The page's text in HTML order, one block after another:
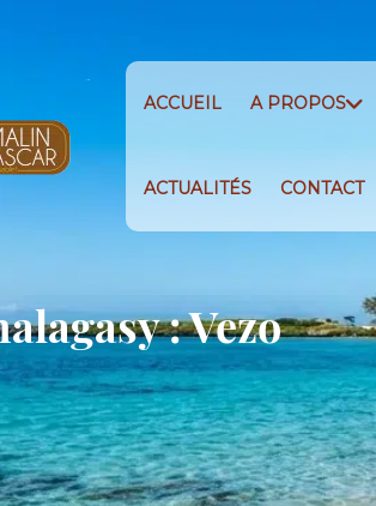
ACCUEIL A PROPOS
ACTUALITÉS CONTACT
: Vezo